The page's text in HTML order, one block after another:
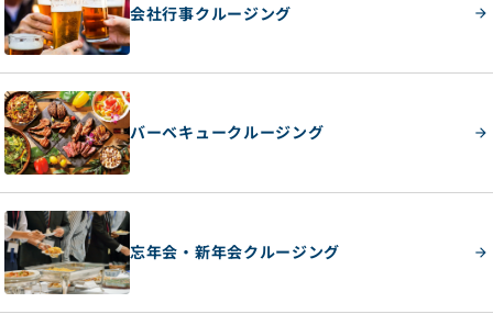
会社行事クルージング
バーベキュークルージング
忘年会・新年会クルージング